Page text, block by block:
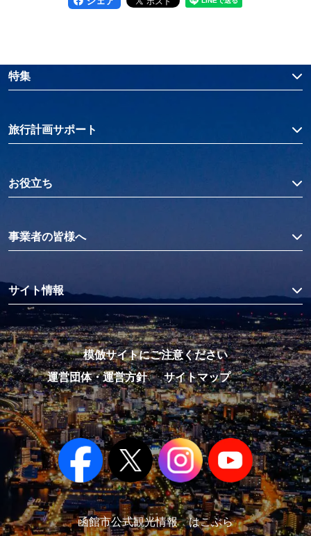
特集
旅行計画サポート
お役立ち
事業者の皆様へ
サイト情報
模倣サイトにご注意ください
運営団体・運営方針
サイトマップ
函館市公式観光情報 はこぶら